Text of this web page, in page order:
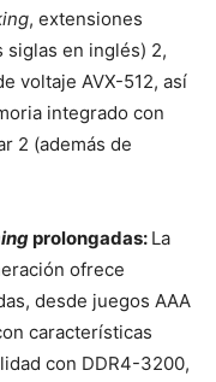
, extensiones
siglas en inglés) 2,
voltaje AVX-512, así
integrado con
2 (además de
prolongadas: La
ofrece
desde juegos AAA
características
con DDR4-3200,